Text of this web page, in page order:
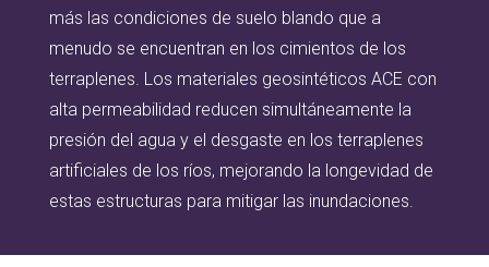
más las condiciones de suelo blando que a
menudo se encuentran en los cimientos de los
terraplenes. Los materiales geosintéticos ACE con
alta permeabilidad reducen simultáneamente la
presión del agua y el desgaste en los terraplenes
artificiales de los ríos, mejorando la longevidad de
estas estructuras para mitigar las inundaciones.